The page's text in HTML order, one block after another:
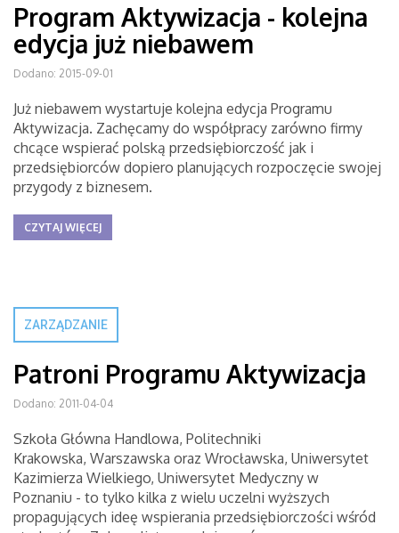
Program Aktywizacja - kolejna
edycja już niebawem
Dodano: 2015-09-01
Już niebawem wystartuje kolejna edycja Programu
Aktywizacja. Zachęcamy do współpracy zarówno firmy
chcące wspierać polską przedsiębiorczość jak i
przedsiębiorców dopiero planujących rozpoczęcie swojej
przygody z biznesem.
CZYTAJ WIĘCEJ
ZARZĄDZANIE
Patroni Programu Aktywizacja
Dodano: 2011-04-04
Szkoła Główna Handlowa, Politechniki
Krakowska, Warszawska oraz Wrocławska, Uniwersytet
Kazimierza Wielkiego, Uniwersytet Medyczny w
Poznaniu - to tylko kilka z wielu uczelni wyższych
propagujących ideę wspierania przedsiębiorczości wśród